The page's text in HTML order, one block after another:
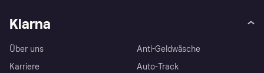
Klarna
Über uns
Karriere
Anti-Geldwäsche
Auto-Track